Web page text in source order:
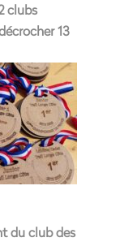
clubs
13
du club des